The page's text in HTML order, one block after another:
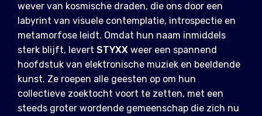
wever van kosmische draden, die ons door een
labyrint van visuele contemplatie, introspectie en
metamorfose leidt. Omdat hun naam inmiddels
sterk blijft, levert STYXX weer een spannend
hoofdstuk van elektronische muziek en beeldende
kunst. Ze roepen alle geesten op om hun
collectieve zoektocht voort te zetten, met een
steeds groter wordende gemeenschap die zich nu